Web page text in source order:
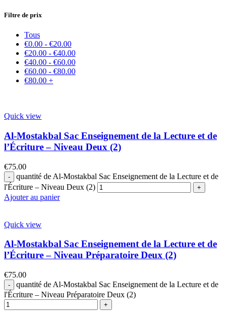
Filtre de prix
Tous
€0.00 - €20.00
€20.00 - €40.00
€40.00 - €60.00
€60.00 - €80.00
€80.00 +
Quick view
Al-Mostakbal Sac Enseignement de la Lecture et de
l’Écriture – Niveau Deux (2)
€75.00
quantité de Al-Mostakbal Sac Enseignement de la Lecture et de
l'Écriture – Niveau Deux (2)
Ajouter au panier
Quick view
Al-Mostakbal Sac Enseignement de la Lecture et de
l’Écriture – Niveau Préparatoire Deux (2)
€75.00
quantité de Al-Mostakbal Sac Enseignement de la Lecture et de
l'Écriture – Niveau Préparatoire Deux (2)